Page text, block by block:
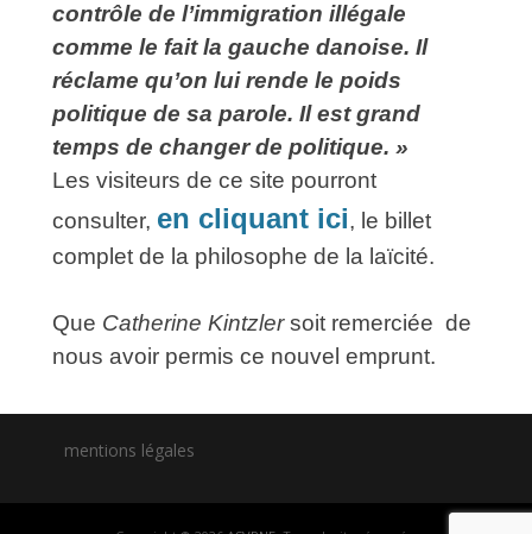
contrôle de l’immigration illégale
comme le fait la gauche danoise. Il
réclame qu’on lui rende le poids
politique de sa parole. Il est grand
temps de changer de politique. »
Les visiteurs de ce site pourront
consulter, en cliquant ici, le billet
complet de la philosophe de la laïcité.
Que Catherine Kintzlersoit remerciée de
nous avoir permis ce nouvel emprunt.
mentions légales